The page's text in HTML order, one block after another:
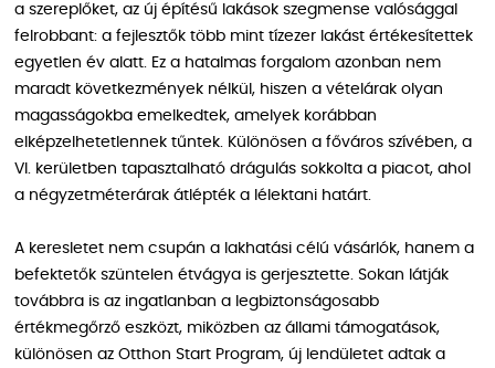
a szereplőket, az új építésű lakások szegmense valósággal
felrobbant: a fejlesztők több mint tízezer lakást értékesítettek
egyetlen év alatt. Ez a hatalmas forgalom azonban nem
maradt következmények nélkül, hiszen a vételárak olyan
magasságokba emelkedtek, amelyek korábban
elképzelhetetlennek tűntek. Különösen a főváros szívében, a
VI. kerületben tapasztalható drágulás sokkolta a piacot, ahol
a négyzetméterárak átlépték a lélektani határt.
A keresletet nem csupán a lakhatási célú vásárlók, hanem a
befektetők szüntelen étvágya is gerjesztette. Sokan látják
továbbra is az ingatlanban a legbiztonságosabb
értékmegőrző eszközt, miközben az állami támogatások,
különösen az Otthon Start Program, új lendületet adtak a